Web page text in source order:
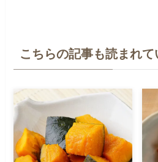
こちらの記事も読まれて